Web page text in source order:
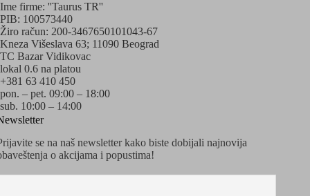
Ime firme: ''Taurus TR''
PIB: 100573440
Žiro račun: 200-3467650101043-67
Kneza Višeslava 63; 11090 Beograd
TC Bazar Vidikovac
lokal 0.6 na platou
+381 63 410 450
pon. – pet. 09:00 – 18:00
sub. 10:00 – 14:00
se na naš newsletter kako biste dobijali najnovija
o akcijama i popustima!